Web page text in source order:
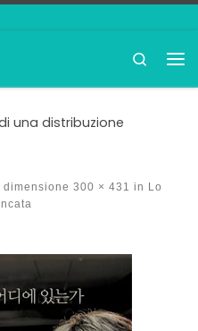
Search
una distribuzione
dimensione 300 × 431 in Lo